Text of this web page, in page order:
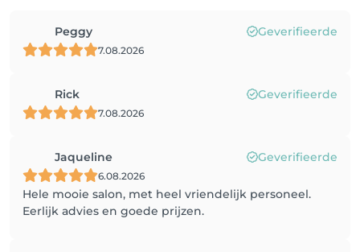
Peggy Geverifieerde
7.08.2026
Rick Geverifieerde
7.08.2026
Jaqueline Geverifieerde
6.08.2026
Hele mooie salon, met heel vriendelijk personeel.
Eerlijk advies en goede prijzen.